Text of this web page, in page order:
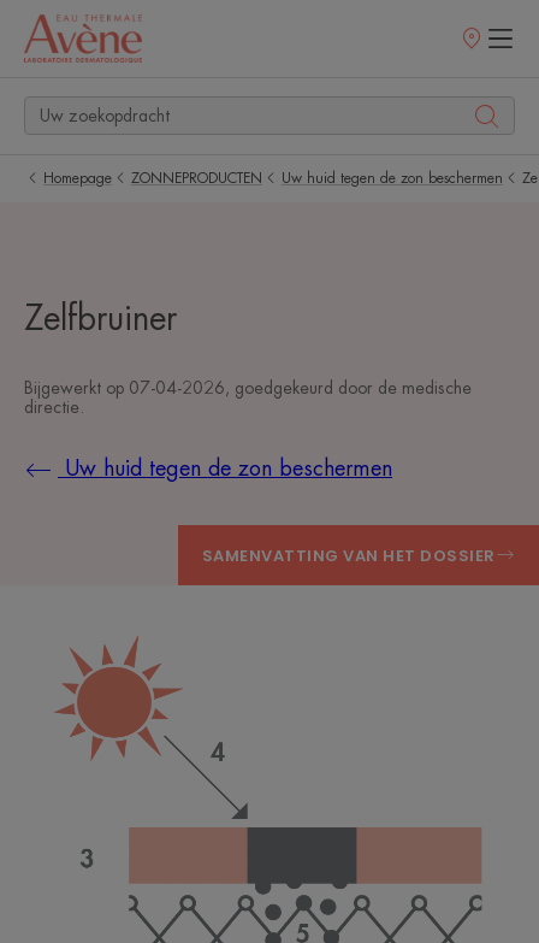
Homepage ZONNEPRODUCTEN Uw huid tegen de zon beschermen
Zelfbruiner
Bijgewerkt op 07-04-2026 , goedgekeurd door de medische
directie
Uw huid tegen de zon beschermen
SAMENVATTING VAN HET DOSSIER